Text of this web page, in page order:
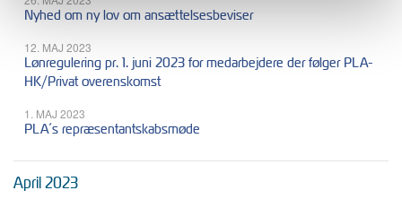
Nyhed om ny lov om ansættelsesbeviser
12. MAJ 2023
Lønregulering pr. 1. juni 2023 for medarbejdere der følger PLA-
HK/Privat overenskomst
1. MAJ 2023
PLA´s repræsentantskabsmøde
April 2023